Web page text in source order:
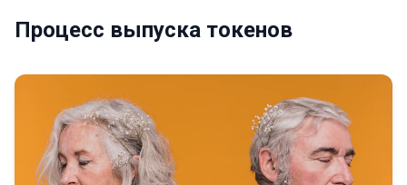
Процесс выпуска токенов